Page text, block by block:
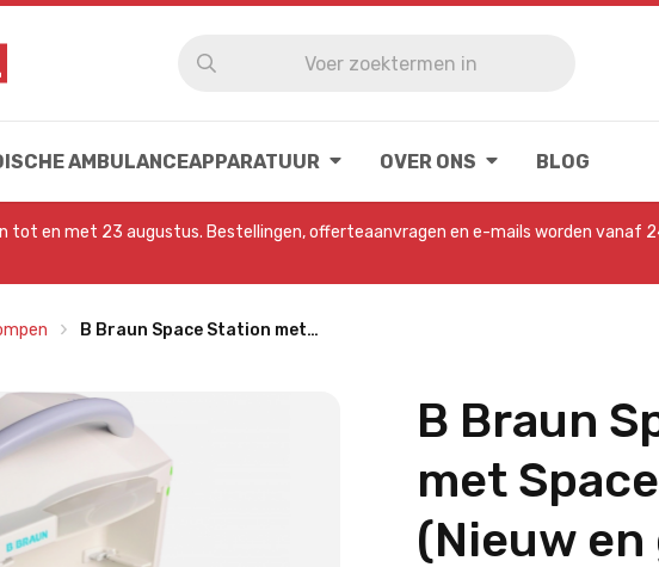
AMBULANCEAPPARATUUR OVER ONS BLOG
tot en met 23 augustus. Bestellingen, offerteaanvragen en e-mails worden vanaf
B Braun Space Station met…
B Braun
met
(Nieuw